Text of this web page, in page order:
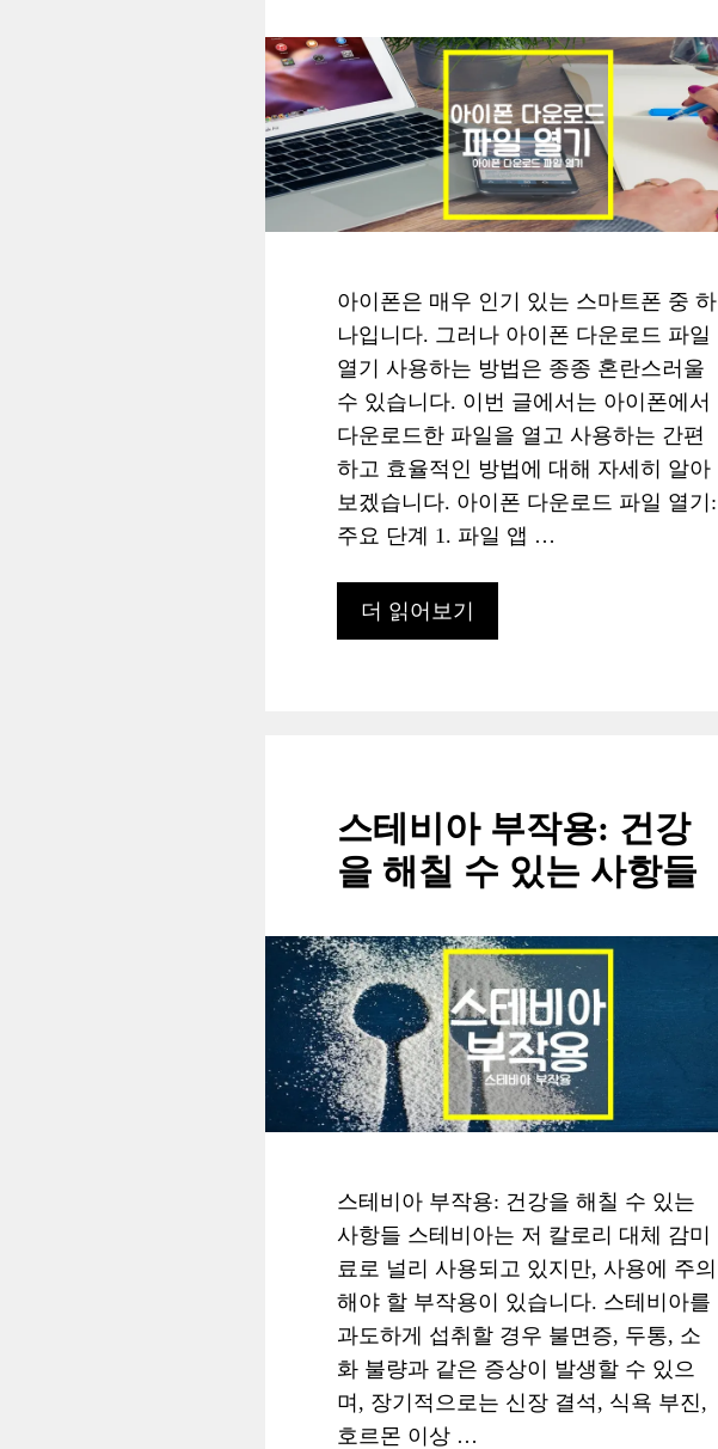
아이폰은 매우 인기 있는 스마트폰 중 하
나입니다. 그러나 아이폰 다운로드 파일
열기 사용하는 방법은 종종 혼란스러울
수 있습니다. 이번 글에서는 아이폰에서
다운로드한 파일을 열고 사용하는 간편
하고 효율적인 방법에 대해 자세히 알아
보겠습니다. 아이폰 다운로드 파일 열기:
주요 단계 1. 파일 앱 …
더 읽어보기
스테비아 부작용: 건강
을 해칠 수 있는 사항들
스테비아 부작용: 건강을 해칠 수 있는
사항들 스테비아는 저 칼로리 대체 감미
료로 널리 사용되고 있지만, 사용에 주의
해야 할 부작용이 있습니다. 스테비아를
과도하게 섭취할 경우 불면증, 두통, 소
화 불량과 같은 증상이 발생할 수 있으
며, 장기적으로는 신장 결석, 식욕 부진,
호르몬 이상 …